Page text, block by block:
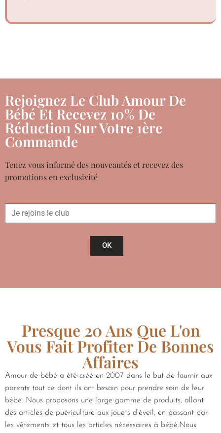
Rejoignez Le Club Amour De
Bébé Et Recevez 10% De
Réduction Sur Votre 1ère
Commande
Tenez vous informé des nouveautés et recevez des
promotions en exclusivité
OK
Presque 20 Ans Que L'on
Vous Fait Profiter De Bonnes
Affaires
Amour de bébé a été créé en 2007 dans le but de fournir aux
parents tout ce dont ils ont besoin pour prendre soin de leur
bébé. Nous proposons une large gamme de produits, allant
des articles de puériculture aux jouets d’éveil, en passant par
les vêtements et tous les articles nécessaires à bébé.Nous